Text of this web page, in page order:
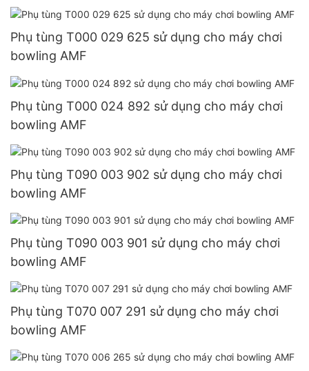
Phụ tùng T000 029 625 sử dụng cho máy chơi
bowling AMF
Phụ tùng T000 024 892 sử dụng cho máy chơi
bowling AMF
Phụ tùng T090 003 902 sử dụng cho máy chơi
bowling AMF
Phụ tùng T090 003 901 sử dụng cho máy chơi
bowling AMF
Phụ tùng T070 007 291 sử dụng cho máy chơi
bowling AMF